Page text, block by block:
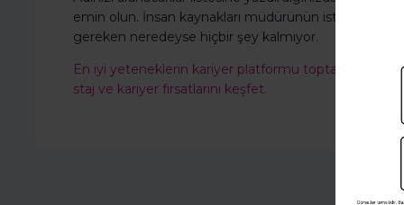
emin olun. İnsan kaynakları müdürünün istemesine
gereken neredeyse hiçbir şey kalmıyor.
En iyi yeteneklerin kariyer platformu toptalent.co
staj ve kariyer fırsatlarını keşfet.